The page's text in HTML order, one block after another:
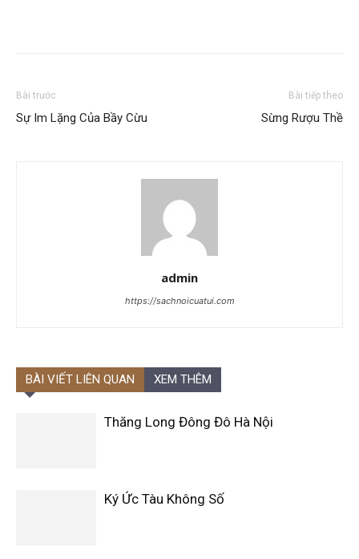
Bài trước
Sự Im Lặng Của Bầy Cừu
Bài tiếp theo
Sừng Rượu Thề
admin
https://sachnoicuatui.com
BÀI VIẾT LIÊN QUAN XEM THÊM
Thăng Long Đông Đô Hà Nội
Ký Ức Tàu Không Số